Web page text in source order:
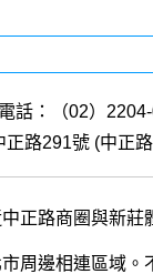
電話：（02）
正路291號 (中正
正路商圈與新
周邊相連區域